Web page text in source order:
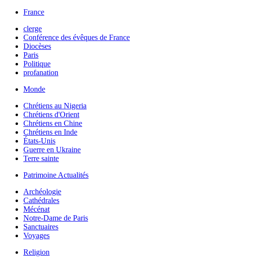
France
clerge
Conférence des évêques de France
Diocèses
Paris
Politique
profanation
Monde
Chrétiens au Nigeria
Chrétiens d'Orient
Chrétiens en Chine
Chrétiens en Inde
États-Unis
Guerre en Ukraine
Terre sainte
Patrimoine Actualités
Archéologie
Cathédrales
Mécénat
Notre-Dame de Paris
Sanctuaires
Voyages
Religion